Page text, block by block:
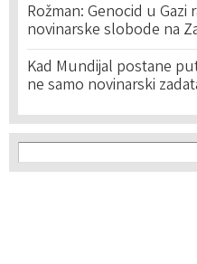
Rožman: Genocid u Gazi
novinarske slobode na
Kad Mundijal postane
ne samo novinarski
Search form
Search